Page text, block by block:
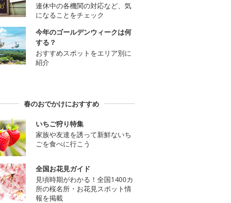
連休中の各機関の対応など、気
になることをチェック
今年のゴールデンウィークは何
する？
おすすめスポットをエリア別に
紹介
春のおでかけにおすすめ
いちご狩り特集
家族や友達を誘って新鮮ないち
ごを食べに行こう
全国お花見ガイド
見頃時期がわかる！全国1400カ
所の桜名所・お花見スポット情
報を掲載